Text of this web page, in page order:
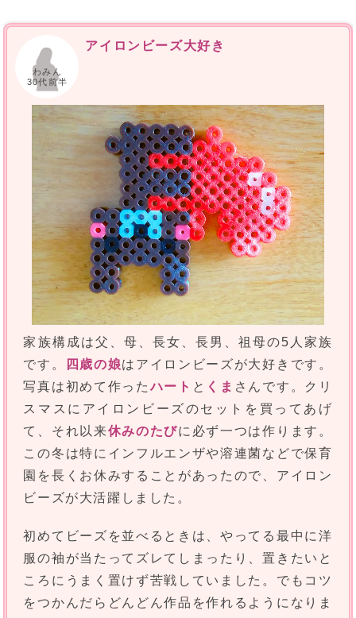
わみん
30代前半
アイロンビーズ大好き
家族構成は父、母、長女、長男、祖母の5人家族
です。
四歳の娘はアイロンビーズが大好きです。
写真は初めて作ったハート と くま さんです。クリ
スマスにアイロンビーズのセットを買ってあげ
て、それ以来休みのたびに必ず一つは作ります。
この冬は特にインフルエンザや溶連菌などで保育
園を長くお休みすることがあったので、アイロン
ビーズが大活躍しました。
初めてビーズを並べるときは、やってる最中に洋
服の袖が当たってズレてしまったり、置きたいと
ころにうまく置けず苦戦していました。でもコツ
をつかんだらどんどん作品を作れるようになりま